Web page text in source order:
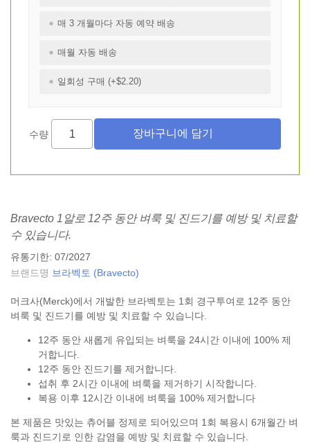
매 3 개월마다 자동 예약 배송
매월 자동 배송
일회성 구매 (+$2.20)
수량
Bravecto 1알로 12주 동안 벼룩 및 진드기를 예방 및 치료할
수 있습니다.
유통기한: 07/2027
브랜드명 브라벡토 (Bravecto)
머크사(Merck)에서 개발한 브라벡토는 1회 경구투여로 12주 동안
벼룩 및 진드기를 예방 및 치료할 수 있습니다.
12주 동안 새롭게 유입되는 벼룩을 24시간 이내에 100% 제
거합니다.
12주 동안 진드기를 제거합니다.
섭취 후 2시간 이내에 벼룩을 제거하기 시작합니다.
복용 이후 12시간 이내에 벼룩을 100% 제거합니다
본 제품은 맛있는 츄어블 정제로 되어있으며 1회 복용시 6개월간 벼
룩과 진드기로 인한 감염을 예방 및 치료할 수 있습니다.